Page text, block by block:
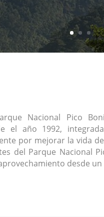
Nacional Pico
el año 1992,
por mejorar la vida
del Parque Nacional
desde